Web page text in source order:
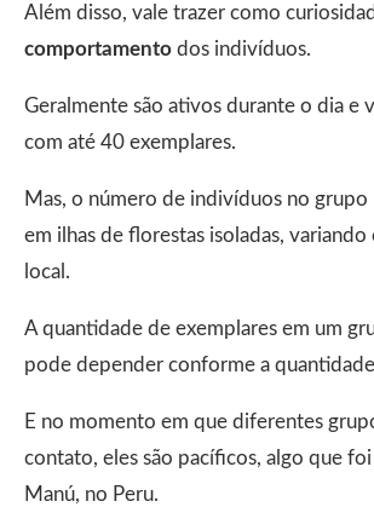
Além disso, vale trazer como
comportamento dos indivíduos.
Geralmente são ativos durante o dia e
com até 40 exemplares.
Mas, o número de indivíduos no
em ilhas de florestas isoladas,
local.
A quantidade de exemplares em um
pode depender conforme a
E no momento em que diferentes
contato, eles são pacíficos, algo que
Manú, no Peru.